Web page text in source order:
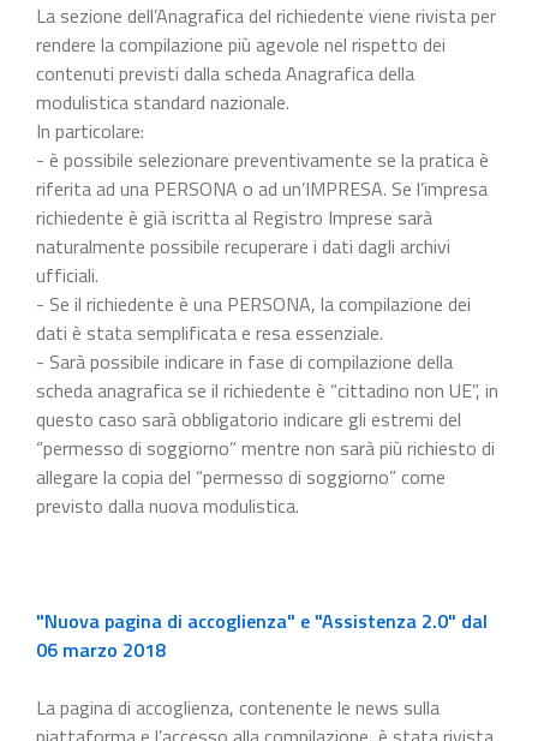
La sezione dell’Anagrafica del richiedente viene rivista per
rendere la compilazione più agevole nel rispetto dei
contenuti previsti dalla scheda Anagrafica della
modulistica standard nazionale.
In particolare:
- è possibile selezionare preventivamente se la pratica è
riferita ad una PERSONA o ad un’IMPRESA. Se l’impresa
richiedente è già iscritta al Registro Imprese sarà
naturalmente possibile recuperare i dati dagli archivi
ufficiali.
- Se il richiedente è una PERSONA, la compilazione dei
dati è stata semplificata e resa essenziale.
- Sarà possibile indicare in fase di compilazione della
scheda anagrafica se il richiedente è “cittadino non UE”, in
questo caso sarà obbligatorio indicare gli estremi del
“permesso di soggiorno” mentre non sarà più richiesto di
allegare la copia del “permesso di soggiorno” come
previsto dalla nuova modulistica.
"Nuova pagina di accoglienza" e "Assistenza 2.0" dal
06 marzo 2018
La pagina di accoglienza, contenente le news sulla